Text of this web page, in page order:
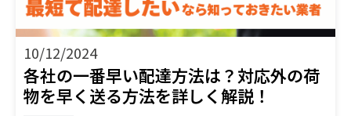
10/12/2024
各社の一番早い配達方法は？対応外の荷
物を早く送る方法を詳しく解説！